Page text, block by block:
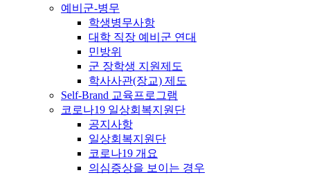
예비군-병무
학생병무사항
대학 직장 예비군 연대
민방위
군 장학생 지원제도
학사사관(장교) 제도
Self-Brand 교육프로그램
코로나19 일상회복지원단
공지사항
일상회복지원단
코로나19 개요
의심증상을 보이는 경우